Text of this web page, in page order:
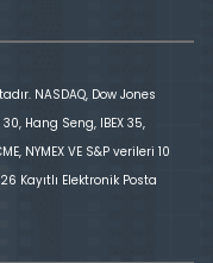
NASDAQ, Dow Jones
Hang Seng, IBEX 35,
NYMEX VE S&P verileri 10
Kayıtlı Elektronik Posta